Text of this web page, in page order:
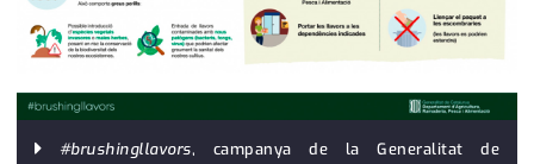
promo serveis
reportatge
salut
#brushingllavors, campanya de la Generalitat de